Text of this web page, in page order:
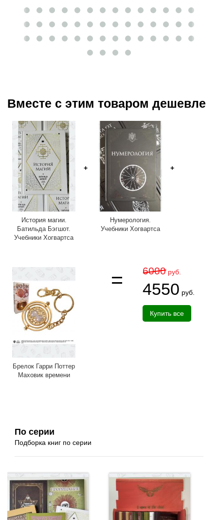
Вместе с этим товаром дешевле
История магии.
Батильда Бэгшот.
Учебники Хогвартса
Нумерология.
Учебники Хогвартса
Брелок Гарри Поттер
Маховик времени
6000 руб.
4550 руб.
Купить все
По серии
Подборка книг по серии